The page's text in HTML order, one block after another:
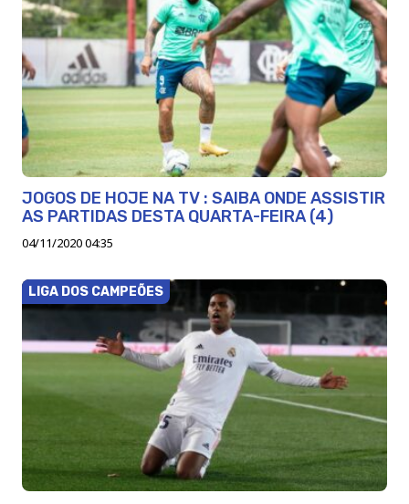
JOGOS DE HOJE NA TV : SAIBA ONDE ASSISTIR
AS PARTIDAS DESTA QUARTA-FEIRA (4)
04/11/2020 04:35
LIGA DOS CAMPEÕES